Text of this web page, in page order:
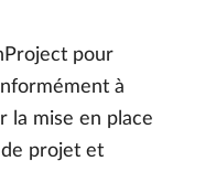
pour
à
la mise en place
projet et